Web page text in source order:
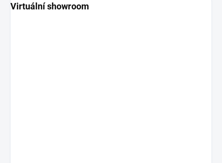
Virtuální showroom